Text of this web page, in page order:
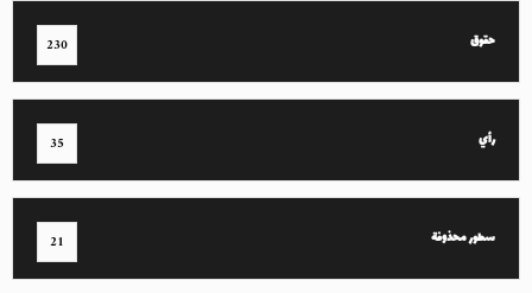
حقوق 230
رأي 35
سطور محذوفة 21